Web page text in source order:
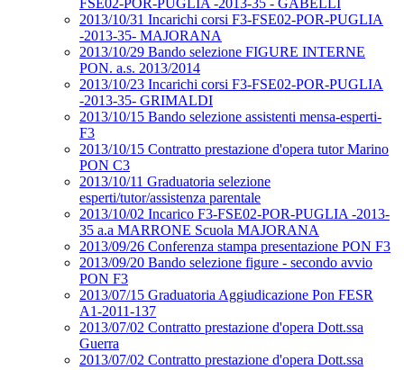
FSE02-POR-PUGLIA -2013-35 - GABELLI
2013/10/31 Incarichi corsi F3-FSE02-POR-PUGLIA
-2013-35- MAJORANA
2013/10/29 Bando selezione FIGURE INTERNE
PON. a.s. 2013/2014
2013/10/23 Incarichi corsi F3-FSE02-POR-PUGLIA
-2013-35- GRIMALDI
2013/10/15 Bando selezione assistenti mensa-esperti-
F3
2013/10/15 Contratto prestazione d'opera tutor Marino
PON C3
2013/10/11 Graduatoria selezione
esperti/tutor/assistenza parentale
2013/10/02 Incarico F3-FSE02-POR-PUGLIA -2013-
35 a.a MARRONE Scuola MAJORANA
2013/09/26 Conferenza stampa presentazione PON F3
2013/09/20 Bando selezione figure - secondo avvio
PON F3
2013/07/15 Graduatoria Aggiudicazione Pon FESR
A1-2011-137
2013/07/02 Contratto prestazione d'opera Dott.ssa
Guerra
2013/07/02 Contratto prestazione d'opera Dott.ssa